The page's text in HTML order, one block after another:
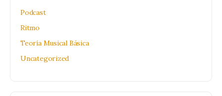
Podcast
Ritmo
Teoría Musical Básica
Uncategorized